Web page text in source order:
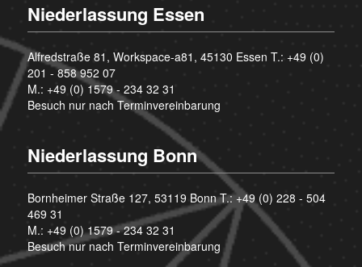
Niederlassung Essen
Alfredstraße 81, Workspace-a81, 45130 Essen T.: +49 (0)
201 - 858 952 07
M.: +49 (0) 1579 - 234 32 31
Besuch nur nach Terminvereinbarung
Niederlassung Bonn
Bornheimer Straße 127, 53119 Bonn T.:+49 (0) 228 - 504
469 31
M.: +49 (0) 1579 - 234 32 31
Besuch nur nach Terminvereinbarung